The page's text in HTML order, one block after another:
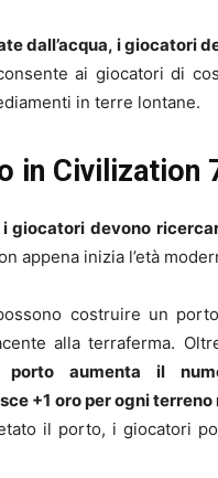
dall’acqua, i giocatori
ai giocatori di
in terre lontane.
in Civilization
i giocatori devono
appena inizia l’età
costruire un
alla terraferma.
aumenta il
+1 oro per ogni
il porto, i giocatori